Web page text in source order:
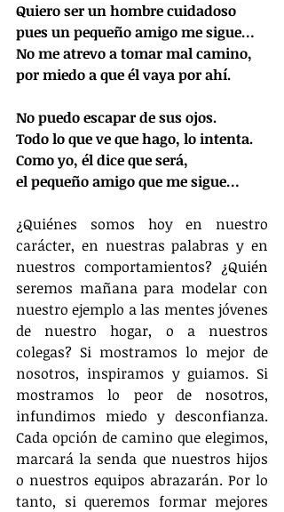
Quiero ser un hombre cuidadoso​
pues un pequeño amigo me sigue…​
No me atrevo a tomar mal camino,​
por miedo a que él vaya por ahí.​
​No puedo escapar de sus ojos.​
Todo lo que ve que hago, lo intenta.​
Como yo, él dice que será,​
el pequeño amigo que me sigue…​
¿Quiénes somos hoy en nuestro
carácter, en nuestras palabras y en
nuestros comportamientos? ¿Quién
seremos mañana para modelar con
nuestro ejemplo a las mentes jóvenes
de nuestro hogar, o a nuestros
colegas? Si mostramos lo mejor de
nosotros, inspiramos y guiamos. Si
mostramos lo peor de nosotros,
infundimos miedo y desconfianza.
Cada opción de camino que elegimos,
marcará la senda que nuestros hijos
o nuestros equipos abrazarán. Por lo
tanto, si queremos formar mejores